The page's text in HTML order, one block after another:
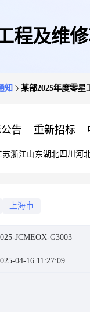
程及维
知 某部2025年度零星
告 重新招标
苏浙江山东湖北四川 河
上海市
JCMEOX-G3003
04-16 11:27:09